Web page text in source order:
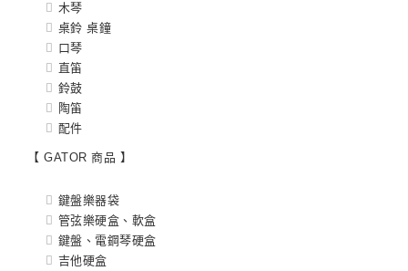
木琴
桌鈴 桌鐘
口琴
直笛
鈴鼓
陶笛
配件
【 GATOR 商品 】
鍵盤樂器袋
管弦樂硬盒、軟盒
鍵盤、電鋼琴硬盒
吉他硬盒